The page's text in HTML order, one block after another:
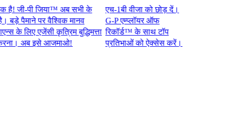
पी जिया™ अब सभी के
पैमाने पर वैश्विक मानव
लिए एजेंसी कृत्रिम बुद्धिमत्ता
अब इसे आजमाओ!​​
एच-1बी वीजा को छोड़ दें।
G-P एम्प्लॉयर ऑफ
रिकॉर्ड™ के साथ टॉप
प्रतिभाओं को ऐक्सेस करें।​​